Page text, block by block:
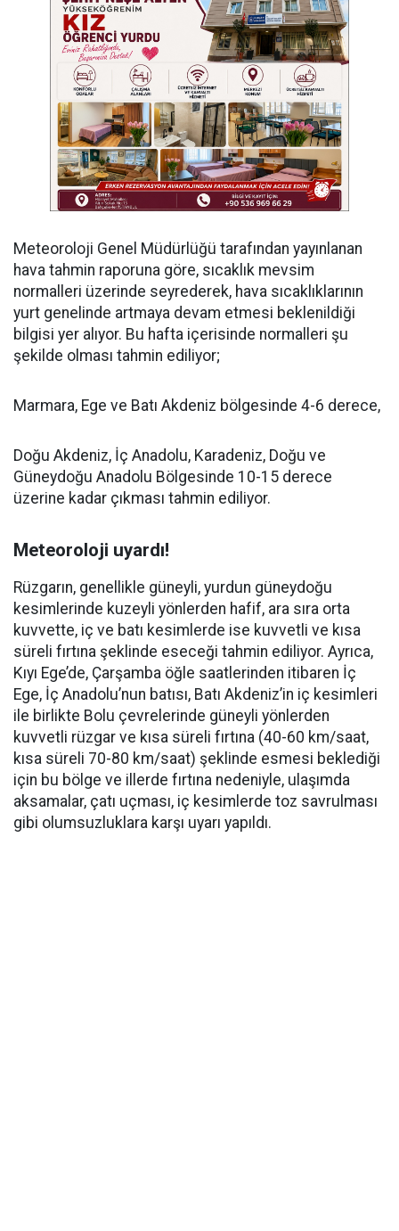
Meteoroloji Genel Müdürlüğü tarafından yayınlanan
hava tahmin raporuna göre, sıcaklık mevsim
normalleri üzerinde seyrederek, hava sıcaklıklarının
yurt genelinde artmaya devam etmesi beklenildiği
bilgisi yer alıyor. Bu hafta içerisinde normalleri şu
şekilde olması tahmin ediliyor;
Marmara, Ege ve Batı Akdeniz bölgesinde 4-6 derece,
Doğu Akdeniz, İç Anadolu, Karadeniz, Doğu ve
Güneydoğu Anadolu Bölgesinde 10-15 derece
üzerine kadar çıkması tahmin ediliyor.
Meteoroloji uyardı!
Rüzgarın, genellikle güneyli, yurdun güneydoğu
kesimlerinde kuzeyli yönlerden hafif, ara sıra orta
kuvvette, iç ve batı kesimlerde ise kuvvetli ve kısa
süreli fırtına şeklinde eseceği tahmin ediliyor. Ayrıca,
Kıyı Ege’de, Çarşamba öğle saatlerinden itibaren İç
Ege, İç Anadolu’nun batısı, Batı Akdeniz’in iç kesimleri
ile birlikte Bolu çevrelerinde güneyli yönlerden
kuvvetli rüzgar ve kısa süreli fırtına (40-60 km/saat,
kısa süreli 70-80 km/saat) şeklinde esmesi beklediği
için bu bölge ve illerde fırtına nedeniyle, ulaşımda
aksamalar, çatı uçması, iç kesimlerde toz savrulması
gibi olumsuzluklara karşı uyarı yapıldı.